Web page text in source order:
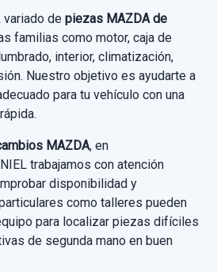
TRASERA IZQUIERDA
TRASERA IZQUIERDA
no incluidos.
de piezas MAZDA de
familias como motor, caja de
interior, climatización,
Nuestro objetivo es ayudarte a
para tu vehículo con una
MAZDA, en
trabajamos con atención
disponibilidad y
como talleres pueden
para localizar piezas difíciles
de segunda mano en buen